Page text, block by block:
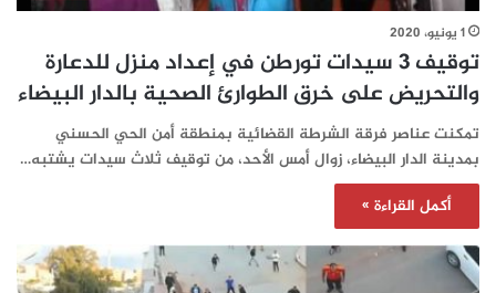
1 يونيو، 2020
توقيف 3 سيدات تورطن في إعداد منزل للدعارة
والتحريض على خرق الطوارئ الصحية بالدار البيضاء
تمكنت عناصر فرقة الشرطة القضائية بمنطقة أمن الحي الحسني
بمدينة الدار البيضاء، زوال أمس الأحد، من توقيف ثلاث سيدات يشتبه…
أكمل القراءة »